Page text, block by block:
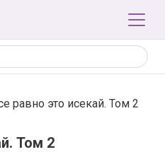
равно это исекай. Том 2
Том 2